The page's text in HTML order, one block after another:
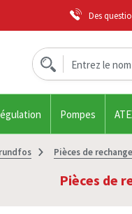
Des
Pompes
Pièces de
Pièces de